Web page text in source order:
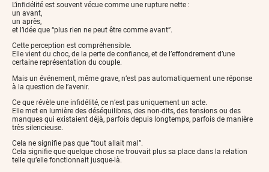
L’infidélité est souvent vécue comme une rupture nette :
un avant,
un après,
et l’idée que “plus rien ne peut être comme avant”.
Cette perception est compréhensible.
Elle vient du choc, de la perte de confiance, et de l’effondrement d’une
certaine représentation du couple.
Mais un événement, même grave, n’est pas automatiquement une réponse
à la question de l’avenir.
Ce que révèle une infidélité, ce n’est pas uniquement un acte.
Elle met en lumière des déséquilibres, des non-dits, des tensions ou des
manques qui existaient déjà, parfois depuis longtemps, parfois de manière
très silencieuse.
Cela ne signifie pas que “tout allait mal”.
Cela signifie que quelque chose ne trouvait plus sa place dans la relation
telle qu’elle fonctionnait jusque-là.